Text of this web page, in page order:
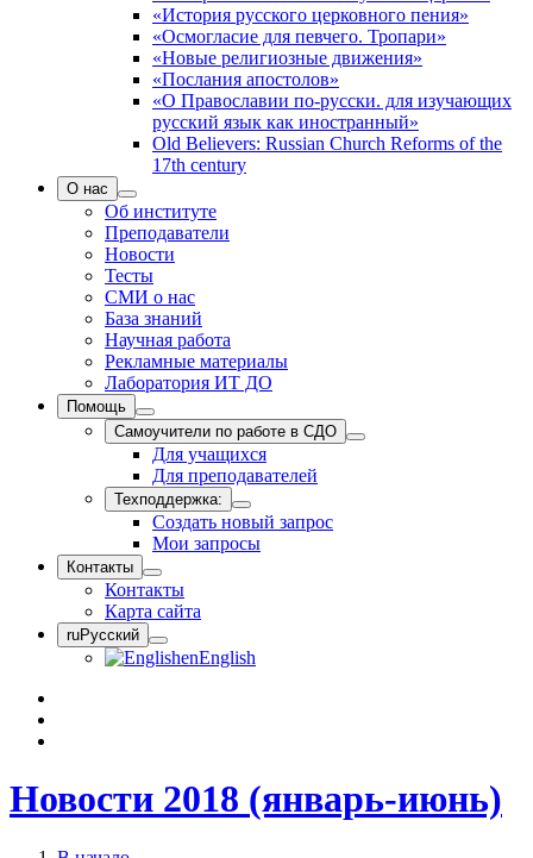
«История русского церковного пения»
«Осмогласие для певчего. Тропари»
«Новые религиозные движения»
«Послания апостолов»
«О Православии по-русски. для изучающих
русский язык как иностранный»
Old Believers: Russian Church Reforms of the
17th century
О нас
Об институте
Преподаватели
Новости
Тесты
СМИ о нас
База знаний
Научная работа
Рекламные материалы
Лаборатория ИТ ДО
Помощь
Самоучители по работе в СДО
Для учащихся
Для преподавателей
Техподдержка:
Создать новый запрос
Мои запросы
Контакты
Контакты
Карта сайта
ruРусский
enEnglish
Новости 2018 (январь-июнь)